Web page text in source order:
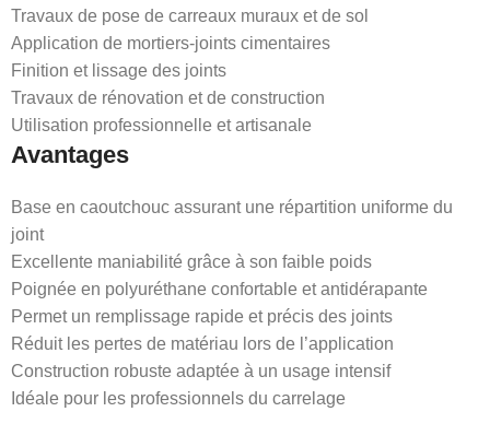
Travaux de pose de carreaux muraux et de sol
Application de mortiers-joints cimentaires
Finition et lissage des joints
Travaux de rénovation et de construction
Utilisation professionnelle et artisanale
Avantages
Base en caoutchouc assurant une répartition uniforme du
joint
Excellente maniabilité grâce à son faible poids
Poignée en polyuréthane confortable et antidérapante
Permet un remplissage rapide et précis des joints
Réduit les pertes de matériau lors de l’application
Construction robuste adaptée à un usage intensif
Idéale pour les professionnels du carrelage